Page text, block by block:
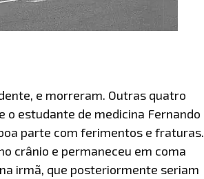
e morreram. Outras quatro
o estudante de medicina Fernando
parte com ferimentos e fraturas.
crânio e permaneceu em coma
irmã, que posteriormente seriam